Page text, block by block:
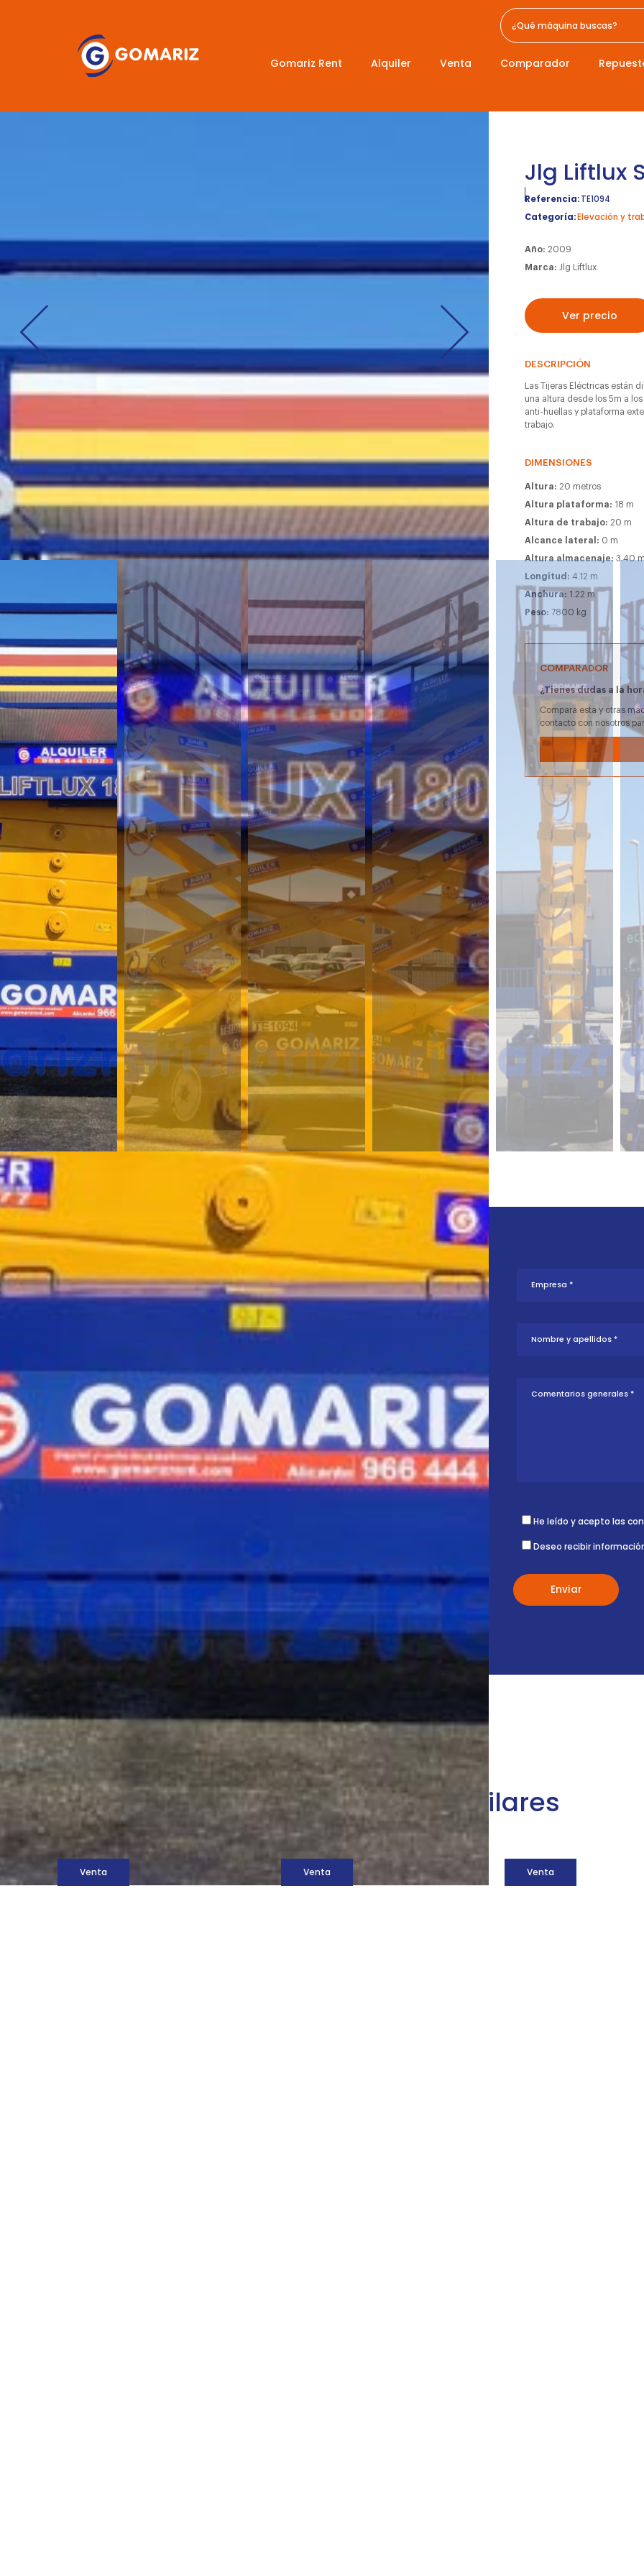
Gomariz Rent Alquiler Venta Comparador
Jlg Liftlux
Referencia:TE1094
Categoría:Elevación y
Año:2009
Marca:Jlg Liftlux
Ver precio
DESCRIPCIÓN
Las Tijeras Eléctricas están
una altura desde los 5m a
anti-huellas y plataforma
trabajo.
DIMENSIONES
Altura:20 metros
Altura plataforma: 18 m
Altura de trabajo:20 m
Alcance lateral: 0 m
Altura almacenaje:3.40
Longitud:4.12 m
Anchura: 1.22 m
Peso: 7800 kg
COMPARADOR
¿Tienes dudas a la
Compara esta y otras
contacto con nosotros
¿Te interesa
esta máquina?
Jlg Liftlux SL180-12E
He leído y acepto las
Deseo recibir
Máquinas similares
Venta Venta Venta